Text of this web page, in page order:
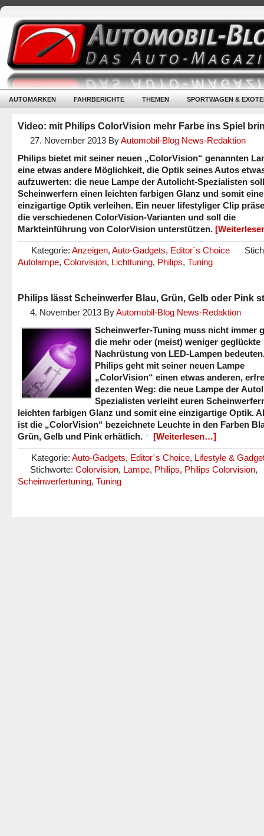
AUTOMARKEN FAHRBERICHTE THEMEN SPORTWAGEN &
Video: mit Philips ColorVision mehr Farbe ins Spiel
27. November 2013 ByAutomobil-Blog News-Redaktion
Philips bietet mit seiner neuen „ColorVision“ genannten
eine etwas andere Möglichkeit, die Optik seines Autos
aufzuwerten: die neue Lampe der Autolicht-Spezialisten
Scheinwerfern einen leichten farbigen Glanz und somit eine
einzigartige Optik verleihen. Ein neuer lifestyliger Clip
die verschiedenen ColorVision-Varianten und soll die
Markteinführung von ColorVision unterstützen.
Kategorie: Anzeigen, Auto-Gadgets, Editor´s Choice
Autolampe, Colorvision, Lichttuning, Philips, Tuning
Philips lässt Scheinwerfer Blau, Grün, Gelb oder Pink
4. November 2013 ByAutomobil-Blog News-Redaktion
Scheinwerfer-Tuning muss nicht immer
die mehr oder (meist) weniger geglückte
Nachrüstung von LED-Lampen
Philips geht mit seiner neuen Lampe
„ColorVision“ einen etwas anderen,
dezenten Weg: die neue Lampe der
Spezialisten verleiht euren
leichten farbigen Glanz und somit eine einzigartige Optik.
ist die „ColorVision“ bezeichnete Leuchte in den Farben
Grün, Gelb und Pink erhätlich.
[Weiterlesen…]
Kategorie: Auto-Gadgets, Editor´s Choice, Lifestyle &
Stichworte: Colorvision, Lampe, Philips, Philips Colorvision,
Scheinwerfertuning, Tuning